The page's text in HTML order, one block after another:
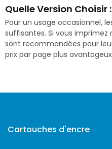
Quelle Version Choisir
Pour un usage occasionnel,
suffisantes. Si vous imprimez
sont recommandées pour
prix par page plus
Cartouches d'encre